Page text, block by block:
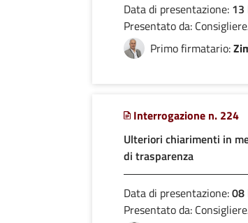
Data di presentazione: 13
Presentato da:
Primo firmatario:
Interrogazione n. 224
Ulteriori chiarimenti in
di trasparenza
Data di presentazione:08
Presentato da: